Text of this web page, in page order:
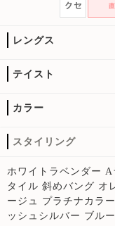
レングス
テイスト
カラー
スタイリング
ホワイトラベンダー
タイル 斜めバング オ
ージュ プラチナカラ
ッシュシルバー ブル